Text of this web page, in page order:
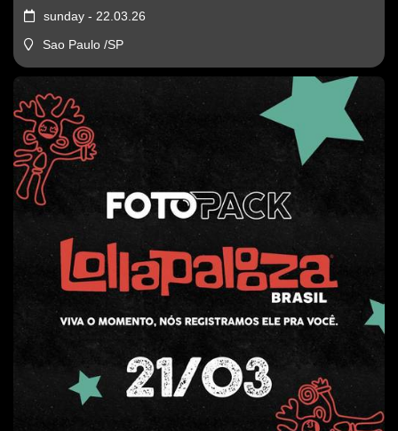
sunday - 22.03.26
Sao Paulo /SP